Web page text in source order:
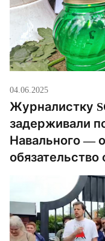
04.06.2025
Журналистку
задерживали
Навального —
обязательство